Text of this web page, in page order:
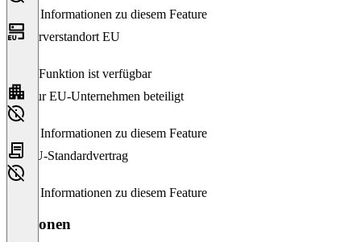
Keine Informationen zu diesem Feature
Serverstandort EU
Diese Funktion ist verfügbar
Nur EU-Unternehmen beteiligt
Keine Informationen zu diesem Feature
EU-Standardvertrag
Keine Informationen zu diesem Feature
Versionen